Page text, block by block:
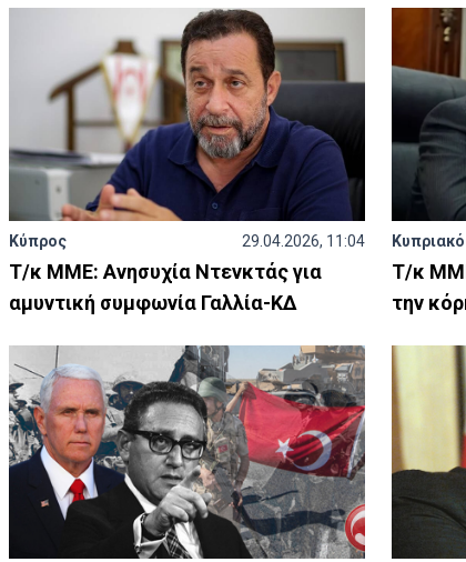
Κύπρος 29.04.2026, 11:04
Τ/κ ΜΜΕ: Ανησυχία Ντενκτάς για
αμυντική συμφωνία Γαλλία-ΚΔ
Κυπριακό
Τ/κ
την